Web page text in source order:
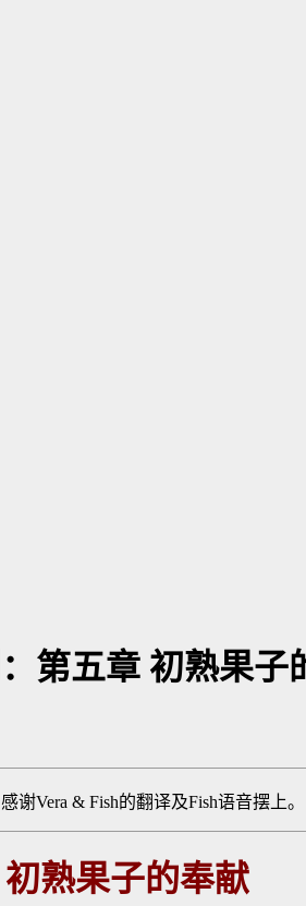
第五章 初熟果子
Vera & Fish的翻译及Fish语音摆上。
初熟果子的奉献